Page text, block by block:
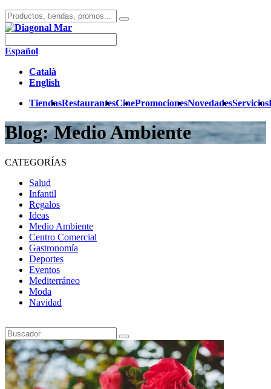
Español
Català
English
TiendasRestaurantesCinePromocionesNovedadesServicios
Blog: Medio Ambiente
CATEGORÍAS
Salud
Infantil
Regalos
Ideas
Medio Ambiente
Centro Comercial
Gastronomía
Deportes
Eventos
Mediterráneo
Moda
Navidad